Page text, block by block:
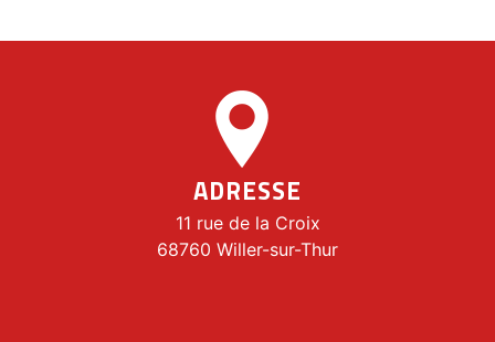
ADRESSE
11 rue de la Croix
68760 Willer-sur-Thur